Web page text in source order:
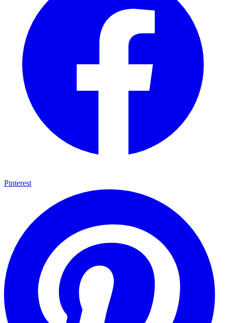
Pinterest